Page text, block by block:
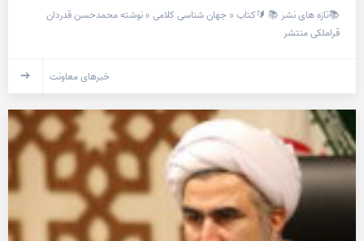
📚تازه های نشر 📚 🔰کتاب « جهان شناسی کلامی » نوشته محمدحسن قدردان
قراملکی منتشر
خبرهای معاونت